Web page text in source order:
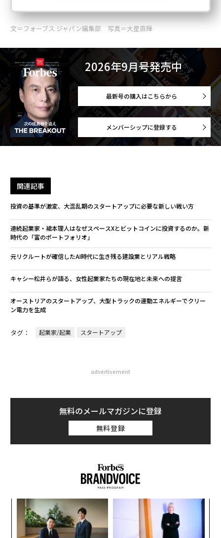
文＝フォーブス ジャパン編集部 写真＝大星直輝
2026年9月号発売中
最新号の購入はこちらから
メンバーシップに登録する
関連記事
投資の基準が激変、大混乱期のスタートアップに必要な新しい戦い方
連続起業家・裙本理人はなぜスペースXとビットコインに投資するのか。新
時代の「富のポートフォリオ」
元リクルートが確信したAI時代に生き残る建設業とリアル戦略
キャシー松井らが語る、女性起業家たちの現在地と未来への提言
オーストリアのスタートアップ、大型トラックの運動エネルギーでクリー
ン電力を生成
タグ： 起業家/起業 スタートアップ
advertisement
無料のメールマガジンに登録
無料登録